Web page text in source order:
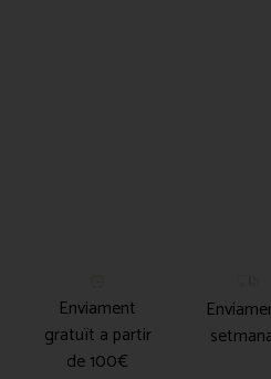
Enviament
gratuït a partir
de 100€